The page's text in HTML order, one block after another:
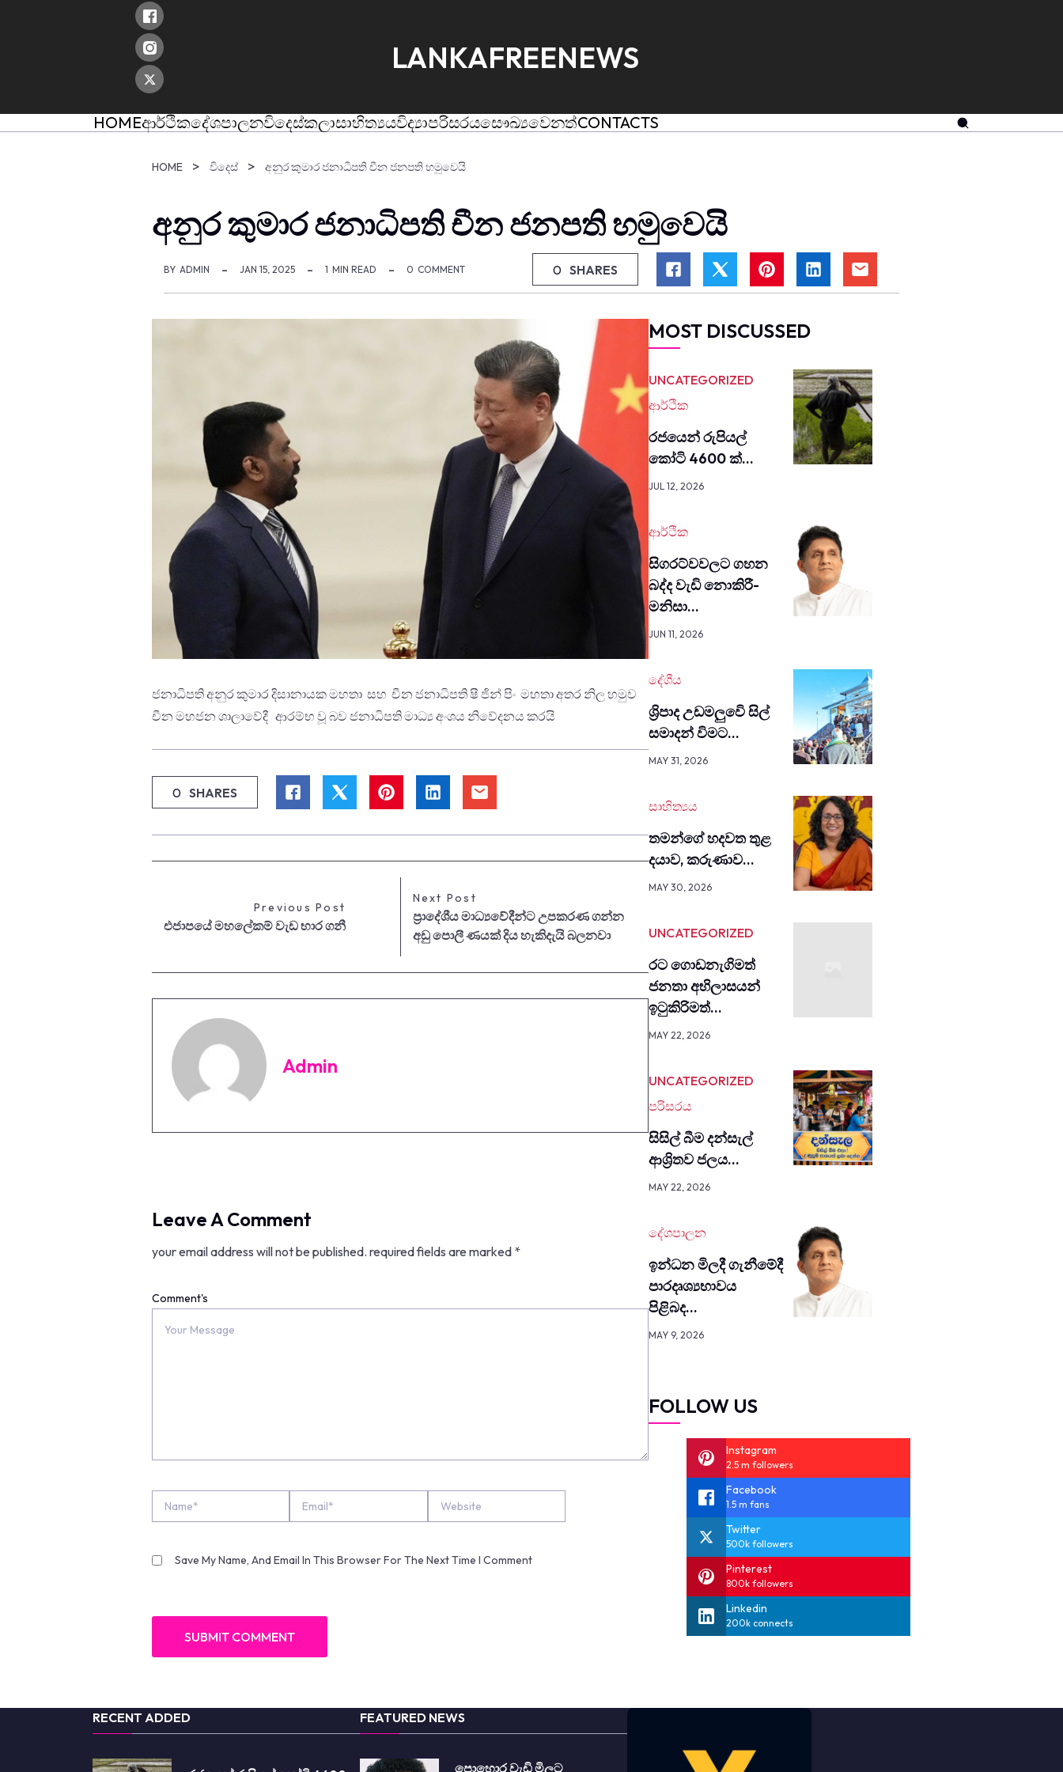
LANKAFREENEWS
HOMEආර්ථිකදේශපාලනවිදෙස්කලාසාහිත්‍යයවිද්‍යාපරිසරයසෞඛ්‍යවෙනත්CONTACTS
HOME විදෙස් අනුර කුමාර ජනාධිපති චීන ජනපති හමුවෙයි
අනුර කුමාර ජනාධිපති චීන ජනපති හමුවෙයි
BY ADMIN JAN 15, 2025 1 MIN READ 0 COMMENT 0 SHARES
ජනාධිපති අනුර කුමාර දිසානායක මහතා සහ චීන ජනාධිපති ෂී ජින් පිං මහතා අතර නිල හමුව
චීන මහජන ශාලාවේදී ආරම්භ වූ බව ජනාධිපති මාධ්‍ය අංශය නිවේදනය කරයි
0 SHARES
Previous Post
එජාපයේ මහලේකම් වැඩ භාර ගනී
Next Post
ප්‍රාදේශීය මාධ්‍යවේදීන්ට උපකරණ ගන්න
අඩු පොලී ණයක් දිය හැකිදැයි බලනවා
Admin
Leave A Comment
your email address will not be published. required fields are marked *
Comment's
Save My Name, And Email In This Browser For The Next Time I Comment
MOST DISCUSSED
UNCATEGORIZED
ආර්ථික
රජයෙන් රුපියල්
කෝටි 4600 ක්…
JUL 12, 2026
ආර්ථික
සිග­රට්වවලට ගහන
බද්ද වැඩි නොකි­රී­
මනිසා…
JUN 11, 2026
දේශීය
ශ්‍රිපාද උඩමලුවෙි සිල්
සමාදන් විමට…
MAY 31, 2026
සාහිත්‍යය
තමන්ගේ හදවත තුළ
දයාව, කරුණාව…
MAY 30, 2026
UNCATEGORIZED
රට ගොඩනැගිමත්
ජනතා අභිලාසයන්
ඉටුකිරිමත්…
MAY 22, 2026
UNCATEGORIZED
පරිසරය
සිසිල් බීම දන්සැල්
ආශ්‍රිතව ජලය…
MAY 22, 2026
දේශපාලන
ඉන්ධන මිලදී ගැනී­මේදී
පාර­දෘ­ශ්‍ය­භා­වය
පිළිබද…
MAY 9, 2026
FOLLOW US
Instagram
2.5 m followers
Facebook
1.5 m fans
Twitter
500k followers
Pinterest
800k followers
Linkedin
200k connects
RECENT ADDED FEATURED NEWS
පොහොර වැඩි මිලට